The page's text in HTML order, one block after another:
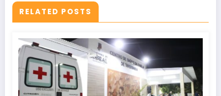
RELATED POSTS